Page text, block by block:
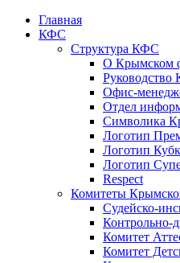
Главная
КФС
Структура КФС
О Крымском
Руководство
Офис-
Отдел
Символика
Логотип
Логотип
Логотип
Respect
Комитеты
Судейско-
Контрольно-
Комитет
Комитет